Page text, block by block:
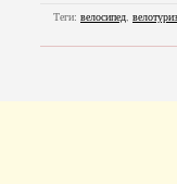
Теги: велосипед,